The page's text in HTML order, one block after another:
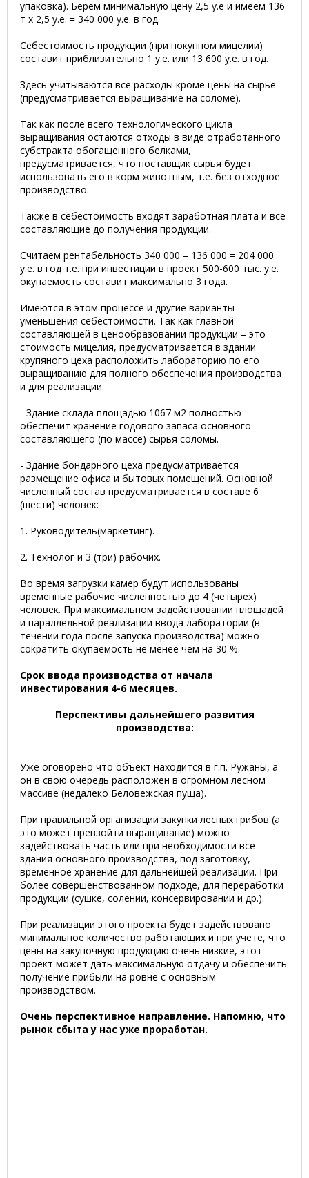
упаковка). Берем минимальную цену 2,5 у.е и имеем 136
т х 2,5 у.е. = 340 000 у.е. в год.
Себестоимость продукции (при покупном мицелии)
составит приблизительно 1 у.е. или 13 600 у.е. в год.
Здесь учитываются все расходы кроме цены на сырье
(предусматривается выращивание на соломе).
Так как после всего технологического цикла
выращивания остаются отходы в виде отработанного
субстракта обогащенного белками,
предусматривается, что поставщик сырья будет
использовать его в корм животным, т.е. без отходное
производство.
Также в себестоимость входят заработная плата и все
составляющие до получения продукции.
Считаем рентабельность 340 000 – 136 000 = 204 000
у.е. в год т.е. при инвестиции в проект 500-600 тыс. у.е.
окупаемость составит максимально 3 года.
Имеются в этом процессе и другие варианты
уменьшения себестоимости. Так как главной
составляющей в ценообразовании продукции – это
стоимость мицелия, предусматривается в здании
крупяного цеха расположить лабораторию по его
выращиванию для полного обеспечения производства
и для реализации.
- Здание склада площадью 1067 м2 полностью
обеспечит хранение годового запаса основного
составляющего (по массе) сырья соломы.
- Здание бондарного цеха предусматривается
размещение офиса и бытовых помещений. Основной
численный состав предусматривается в составе 6
(шести) человек:
1. Руководитель(маркетинг).
2. Технолог и 3 (три) рабочих.
Во время загрузки камер будут использованы
временные рабочие численностью до 4 (четырех)
человек. При максимальном задействовании площадей
и параллельной реализации ввода лаборатории (в
течении года после запуска производства) можно
сократить окупаемость не менее чем на 30 %.
Срок ввода производства от начала
инвестирования 4-6 месяцев.
Перспективы дальнейшего развития
производства:
Уже оговорено что объект находится в г.п. Ружаны, а
он в свою очередь расположен в огромном лесном
массиве (недалеко Беловежская пуща).
При правильной организации закупки лесных грибов (а
это может превзойти выращивание) можно
задействовать часть или при необходимости все
здания основного производства, под заготовку,
временное хранение для дальнейшей реализации. При
более совершенствованном подходе, для переработки
продукции (сушке, солении, консервировании и др.).
При реализации этого проекта будет задействовано
минимальное количество работающих и при учете, что
цены на закупочную продукцию очень низкие, этот
проект может дать максимальную отдачу и обеспечить
получение прибыли на ровне с основным
производством.
Очень перспективное направление. Напомню, что
рынок сбыта у нас уже проработан.